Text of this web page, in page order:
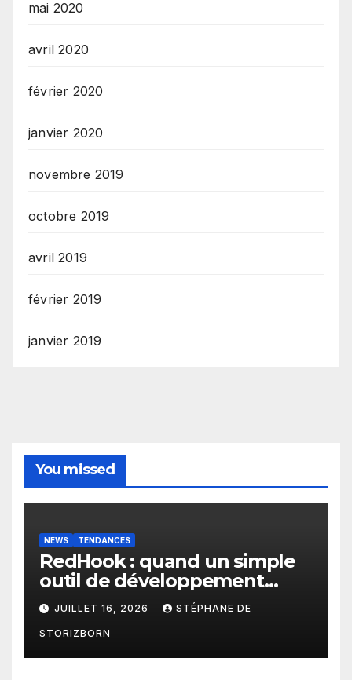
mai 2020
avril 2020
février 2020
janvier 2020
novembre 2019
octobre 2019
avril 2019
février 2019
janvier 2019
You missed
NEWS TENDANCES
RedHook : quand un simple
outil de développement
Android devient une porte
d’entrée pour les
cybercriminels
JUILLET 16, 2026 STÉPHANE DE
STORIZBORN